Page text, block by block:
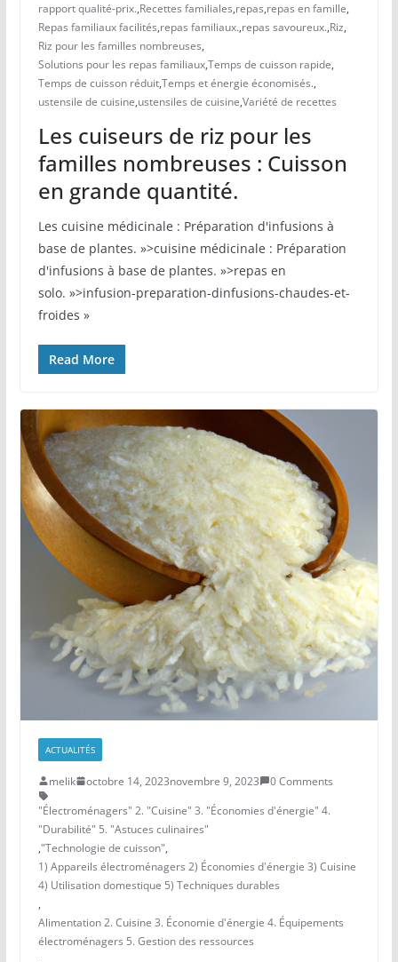
rapport qualité-prix.,Recettes familiales,repas,repas en famille,
Repas familiaux facilités,repas familiaux.,repas savoureux.,Riz,
Riz pour les familles nombreuses,
Solutions pour les repas familiaux,Temps de cuisson rapide,
Temps de cuisson réduit,Temps et énergie économisés.,
ustensile de cuisine,ustensiles de cuisine,Variété de recettes
Les cuiseurs de riz pour les
familles nombreuses : Cuisson
en grande quantité.
Les cuisine médicinale : Préparation d'infusions à
base de plantes. »>cuisine médicinale : Préparation
d'infusions à base de plantes. »>repas en
solo. »>infusion-preparation-dinfusions-chaudes-et-
froides »
Read More
ACTUALITÉS
melik octobre 14, 2023novembre 9, 2023
0 Comments
"Électroménagers" 2. "Cuisine" 3. "Économies d'énergie" 4.
"Durabilité" 5. "Astuces culinaires"
,"Technologie de cuisson",
1) Appareils électroménagers 2) Économies d'énergie 3) Cuisine
4) Utilisation domestique 5) Techniques durables
,
Alimentation 2. Cuisine 3. Économie d'énergie 4. Équipements
électroménagers 5. Gestion des ressources